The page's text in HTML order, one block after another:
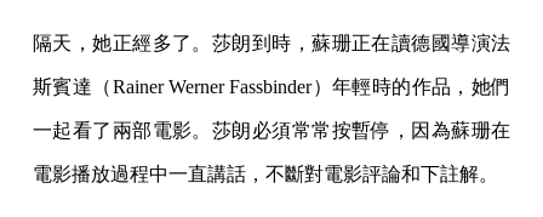
隔天，她正經多了。莎朗到時，蘇珊正在讀德國導演法
斯賓達（Rainer Werner Fassbinder）年輕時的作品，她們
一起看了兩部電影。莎朗必須常常按暫停，因為蘇珊在
電影播放過程中一直講話，不斷對電影評論和下註解。